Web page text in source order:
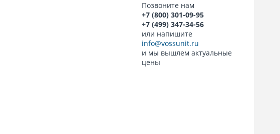
Позвоните нам
+7 (800) 301-09-95
+7 (499) 347-34-56
или напишите
info@vossunit.ru
и мы вышлем актуальные
цены